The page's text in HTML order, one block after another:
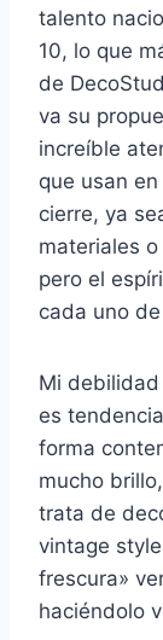
talento
10, lo que
de
va su
increíble
que usan
cierre, ya
materiales
pero el
cada uno
Mi
es
forma
mucho
trata de
vintage
frescura»
haciéndolo